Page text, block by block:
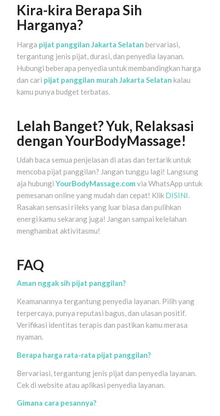
Kira-kira Berapa Sih
Harganya?
Harga pijat panggilan Jakarta Selatan bervariasi,
tergantung jenis pijat, durasi, dan penyedia layanan.
Hubungi beberapa penyedia untuk membandingkan harga
dan cari pijat panggilan murah Jakarta Selatan kalau
kamu punya budget terbatas.
Lelah Banget? Yuk, Relaksasi
dengan YourBodyMassage!
Udah baca semua penjelasan di atas dan tertarik untuk
mencoba pijat panggilan? Jangan tunggu lagi! Langsung
aja hubungi YourBodyMassage.com via WhatsApp untuk
pemesanan online yang mudah dan cepat! Klik DISINI.
Rasakan sensasi rileks yang luar biasa dan pulihkan
energi kamu sekarang juga! Jangan sampai kelelahan
menghambat aktivitasmu!
FAQ
Aman nggak sih pijat panggilan?
Keamanannya tergantung penyedia layanan. Pilih yang
terpercaya, punya reputasi bagus, dan ulasan positif.
Verifikasi identitas terapis dan pastikan kamu merasa
nyaman.
Berapa harga rata-rata pijat panggilan?
Bervariasi, tergantung jenis pijat dan penyedia layanan.
Cek di website atau aplikasi penyedia layanan.
Gimana cara pesannya?